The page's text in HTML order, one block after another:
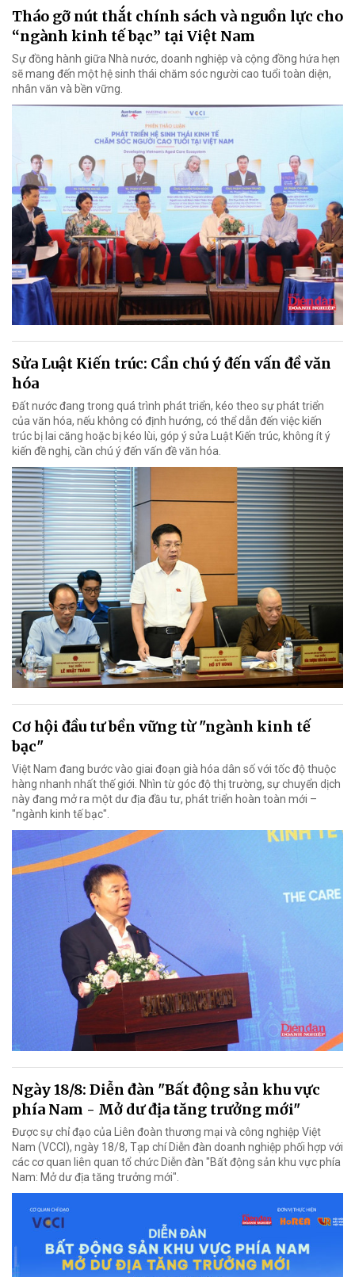
Tháo gỡ nút thắt chính sách và nguồn lực cho
“ngành kinh tế bạc” tại Việt Nam
Sự đồng hành giữa Nhà nước, doanh nghiệp và cộng đồng hứa hẹn
sẽ mang đến một hệ sinh thái chăm sóc người cao tuổi toàn diện,
nhân văn và bền vững.
Sửa Luật Kiến trúc: Cần chú ý đến vấn đề văn
hóa
Đất nước đang trong quá trình phát triển, kéo theo sự phát triển
của văn hóa, nếu không có định hướng, có thể dẫn đến việc kiến
trúc bị lai căng hoặc bị kéo lùi, góp ý sửa Luật Kiến trúc, không ít ý
kiến đề nghị, cần chú ý đến vấn đề văn hóa.
Cơ hội đầu tư bền vững từ "ngành kinh tế
bạc"
Việt Nam đang bước vào giai đoạn già hóa dân số với tốc độ thuộc
hàng nhanh nhất thế giới. Nhìn từ góc độ thị trường, sự chuyển dịch
này đang mở ra một dư địa đầu tư, phát triển hoàn toàn mới –
"ngành kinh tế bạc".
Ngày 18/8: Diễn đàn "Bất động sản khu vực
phía Nam - Mở dư địa tăng trưởng mới"
Được sự chỉ đạo của Liên đoàn thương mại và công nghiệp Việt
Nam (VCCI), ngày 18/8, Tạp chí Diễn đàn doanh nghiệp phối hợp với
các cơ quan liên quan tổ chức Diễn đàn "Bất động sản khu vực phía
Nam: Mở dư địa tăng trưởng mới".